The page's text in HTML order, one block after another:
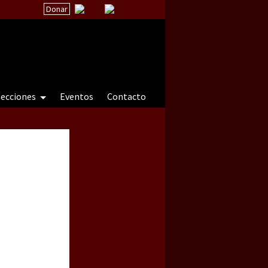
Donar
Eventos
Contacto
natureza sob cerco)